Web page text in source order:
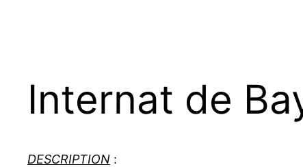
Internat de
DESCRIPTION :